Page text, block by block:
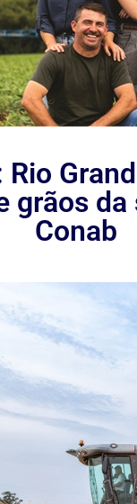
grãos
Conab